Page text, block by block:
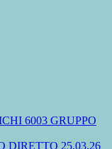
6003 GRUPPO
DIRETTO 25.03.26